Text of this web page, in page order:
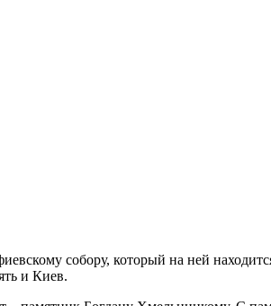
собору, который на ней
и Киев.